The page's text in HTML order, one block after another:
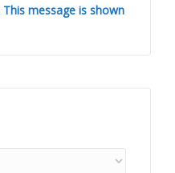
This message is shown